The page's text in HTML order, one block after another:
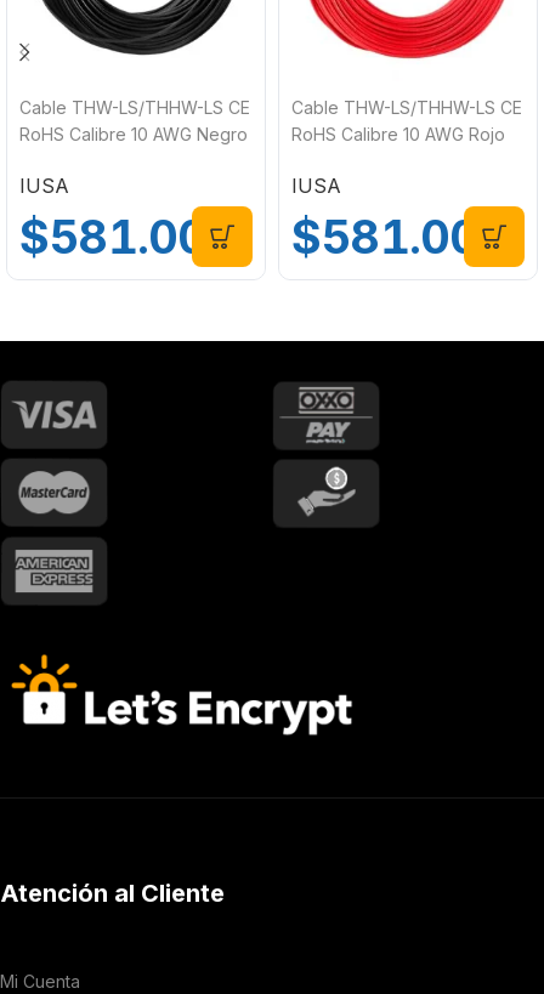
Cable THW-LS/THHW-LS CE
RoHS Calibre 10 AWG Negro
IUSA
$581.00
Cable THW-LS/THHW-LS CE
RoHS Calibre 10 AWG Rojo
IUSA
$581.00
Atención al Cliente
Mi Cuenta